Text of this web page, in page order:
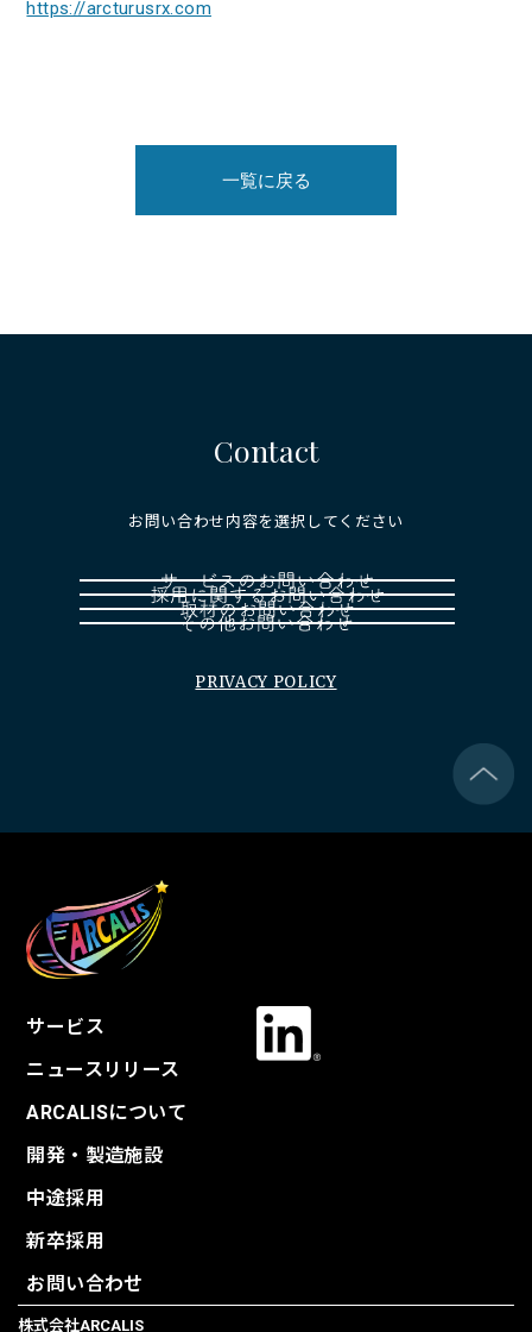
https://arcturusrx.com
一覧に戻る
Contact
お問い合わせ内容を選択してください
PRIVACY POLICY
サービス
ニュースリリース
ARCALISについて
開発・製造施設
中途採用
新卒採用
お問い合わせ
株式会社ARCALIS